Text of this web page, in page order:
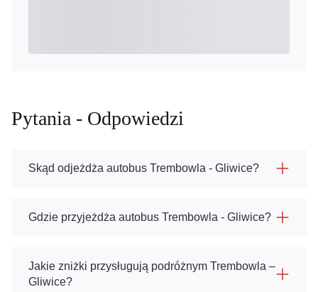
Pytania - Odpowiedzi
Skąd odjeżdża autobus Trembowla - Gliwice?
Gdzie przyjeżdża autobus Trembowla - Gliwice?
Jakie zniżki przysługują podróżnym Trembowla –
Gliwice?